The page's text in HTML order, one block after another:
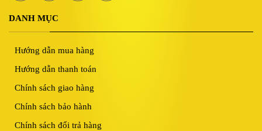
DANH MỤC
Hướng dẫn mua hàng
Hướng dẫn thanh toán
Chính sách giao hàng
Chính sách bảo hành
Chính sách đổi trả hàng